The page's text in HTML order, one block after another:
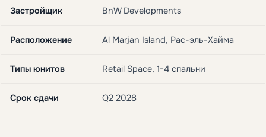
Застройщик BnW Developments
Расположение Al Marjan Island, Рас-эль-Хайма
Типы юнитов Retail Space, 1-4 спальни
Срок сдачи Q2 2028